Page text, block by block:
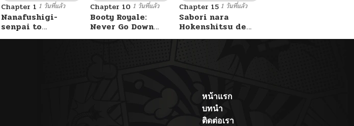
Chapter 1 1 วันที่แล้ว
Nanafushigi-
senpai to
Tetsujin-kun
Chapter 10 1 วันที่แล้ว
Booty Royale:
Never Go Down
Without A Fight!
Chapter 15 1 วันที่แล้ว
Sabori nara
Hokenshitsu de
Douzo?
หน้าแรก
บทนำ
ติดต่อเรา